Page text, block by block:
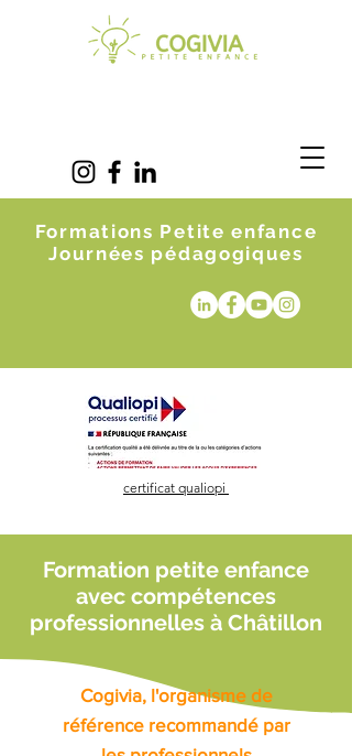
Formations Petite enfance
Journées pédagogiques
certificat qualiopi
Formation petite enfance
avec compétences
professionnelles à Châtillon
Cogivia, l'organisme de
référence recommandé par